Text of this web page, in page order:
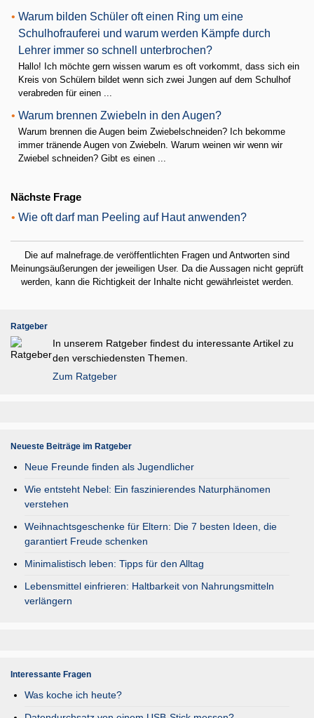
• Warum bilden Schüler oft einen Ring um eine
Schulhofrauferei und warum werden Kämpfe durch
Lehrer immer so schnell unterbrochen?
Hallo! Ich möchte gern wissen warum es oft vorkommt, dass sich ein
Kreis von Schülern bildet wenn sich zwei Jungen auf dem Schulhof
verabreden für einen ...
• Warum brennen Zwiebeln in den Augen?
Warum brennen die Augen beim Zwiebelschneiden? Ich bekomme
immer tränende Augen von Zwiebeln. Warum weinen wir wenn wir
Zwiebel schneiden? Gibt es einen ...
Nächste Frage
• Wie oft darf man Peeling auf Haut anwenden?
Die auf malnefrage.de veröffentlichten Fragen und Antworten sind
Meinungsäußerungen der jeweiligen User. Da die Aussagen nicht geprüft
werden, kann die Richtigkeit der Inhalte nicht gewährleistet werden.
Ratgeber
In unserem Ratgeber findest du interessante Artikel zu
den verschiedensten Themen.
Zum Ratgeber
Neueste Beiträge im Ratgeber
Neue Freunde finden als Jugendlicher
Wie entsteht Nebel: Ein faszinierendes Naturphänomen
verstehen
Weihnachtsgeschenke für Eltern: Die 7 besten Ideen, die
garantiert Freude schenken
Minimalistisch leben: Tipps für den Alltag
Lebensmittel einfrieren: Haltbarkeit von Nahrungsmitteln
verlängern
Interessante Fragen
Was koche ich heute?